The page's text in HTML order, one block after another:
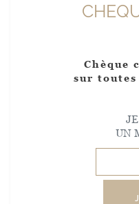
Chèque
sur
UN